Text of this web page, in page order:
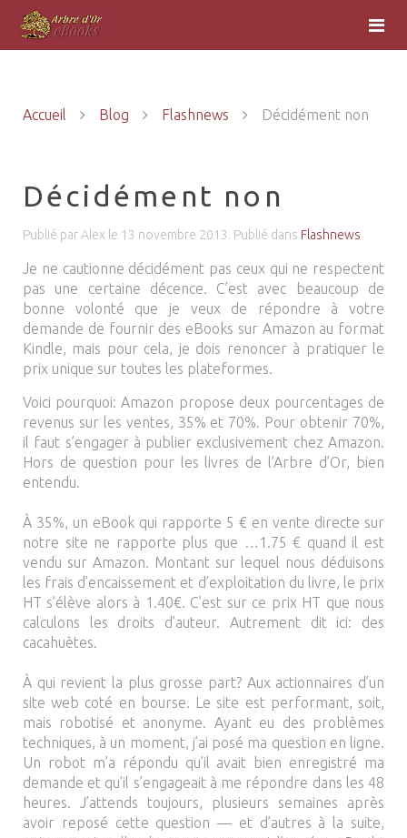
Accueil Blog Flashnews Décidément non
Décidément non
Publié par Alex le 13 novembre 2013. Publié dans Flashnews
Je ne cautionne décidément pas ceux qui ne respectent
pas une certaine décence. C’est avec beaucoup de
bonne volonté que je veux de répondre à votre
demande de fournir des eBooks sur Amazon au format
Kindle, mais pour cela, je dois renoncer à pratiquer le
prix unique sur toutes les plateformes.
Voici pourquoi: Amazon propose deux pourcentages de
revenus sur les ventes, 35% et 70%. Pour obtenir 70%,
il faut s’engager à publier exclusivement chez Amazon.
Hors de question pour les livres de l’Arbre d’Or, bien
entendu.
À 35%, un eBook qui rapporte 5 € en vente directe sur
notre site ne rapporte plus que …1.75 € quand il est
vendu sur Amazon. Montant sur lequel nous déduisons
les frais d’encaissement et d’exploitation du livre, le prix
HT s’élève alors à 1.40€. C’est sur ce prix HT que nous
calculons les droits d’auteur. Autrement dit ici: des
cacahuètes.
À qui revient la plus grosse part? Aux actionnaires d’un
site web coté en bourse. Le site est performant, soit,
mais robotisé et anonyme. Ayant eu des problèmes
techniques, à un moment, j’ai posé ma question en ligne.
Un robot m’a répondu qu’il avait bien enregistré ma
demande et qu’il s’engageait à me répondre dans les 48
heures. J’attends toujours, plusieurs semaines après
avoir reposé cette question — et d’autres à la suite,